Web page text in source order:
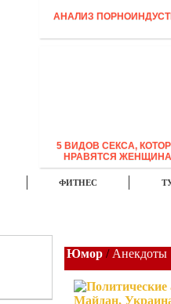
АНАЛИЗ
5 ВИДОВ СЕКСА,
НРАВЯТСЯ
ФИТНЕС
Юмор / Анекдоты